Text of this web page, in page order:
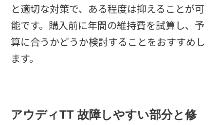
と適切な対策で、ある程度は抑えることが可
能です。購入前に年間の維持費を試算し、予
算に合うかどうか検討することをおすすめし
ます。
アウディTT 故障しやすい部分と修